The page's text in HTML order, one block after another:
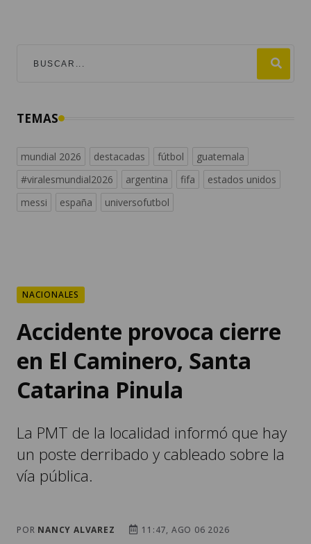
TEMAS
mundial 2026 destacadas fútbol
guatemala
#viralesmundial2026
argentina fifa
estados unidos
messi
españa universofutbol
NACIONALES
Accidente provoca cierre
en El Caminero, Santa
Catarina Pinula
La PMT de la localidad informó que hay
un poste derribado y cableado sobre la
vía pública.
POR NANCY ALVAREZ
11:47, AGO 06 2026